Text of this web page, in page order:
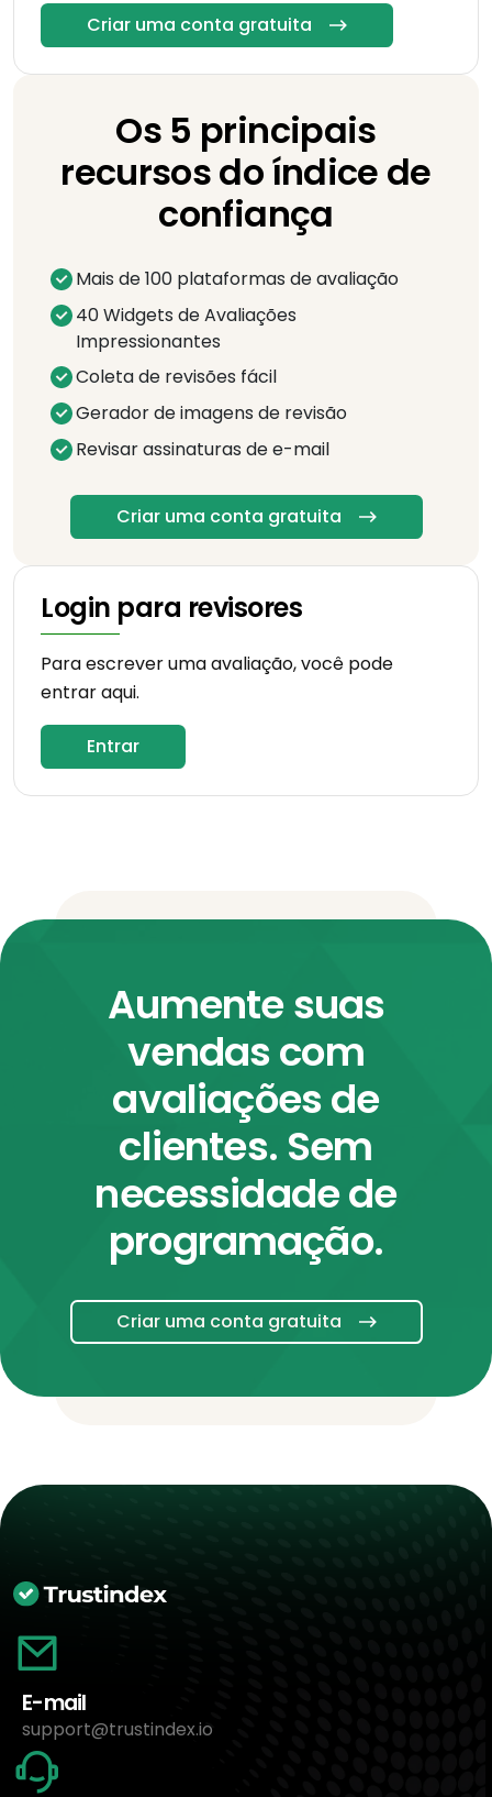
Criar uma conta gratuita
Os 5 principais
recursos do índice de
confiança
Mais de 100 plataformas de avaliação
40 Widgets de Avaliações
Impressionantes
Coleta de revisões fácil
Gerador de imagens de revisão
Revisar assinaturas de e-mail
Criar uma conta gratuita
Login para revisores
Para escrever uma avaliação, você pode
entrar aqui.
Entrar
Aumente suas
vendas com
avaliações de
clientes. Sem
necessidade de
programação.
Criar uma conta gratuita
E-mail
support@trustindex.io